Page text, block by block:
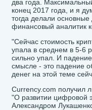
два года.
конец 2017 года, и я
тогда делали
финансовый аналитик
"Сейчас стоимость
упала в среднем в 5-6
сильно упал. И
смысле - это падение
денег на этой теме
Currency.com получил
"О развитии цифровой
Александром